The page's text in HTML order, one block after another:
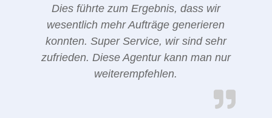
Dies führte zum Ergebnis, dass wir
wesentlich mehr Aufträge generieren
konnten. Super Service, wir sind sehr
zufrieden. Diese Agentur kann man nur
weiterempfehlen.